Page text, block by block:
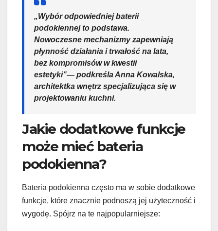
„Wybór odpowiedniej baterii
podokiennej to podstawa.
Nowoczesne mechanizmy zapewniają
płynność działania i trwałość na lata,
bez kompromisów w kwestii
estetyki”— podkreśla Anna Kowalska,
architektka wnętrz specjalizująca się w
projektowaniu kuchni.
Jakie dodatkowe funkcje
może mieć bateria
podokienna?
Bateria podokienna często ma w sobie dodatkowe
funkcje, które znacznie podnoszą jej użyteczność i
wygodę. Spójrz na te najpopularniejsze: